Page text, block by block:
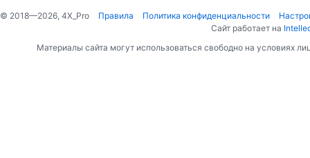
© 2018—2026, 4X_Pro Правила Политика конфиденциальности
Сайт работает на
Материалы сайта могут использоваться свободно на условиях